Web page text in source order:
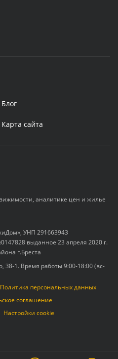
Блог
Карта сайта
аналитике цен и жилье
УНП 291663943
выданное 23 апреля 2020 г.
г.Бреста
38-1. Время работы 9:00-18:00 (вс-
Политика персональных данных
соглашение
Настройки cookie